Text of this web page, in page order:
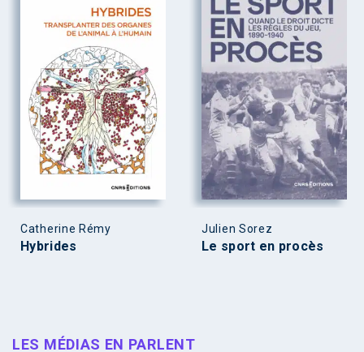
Catherine Rémy
Hybrides
Julien Sorez
Le sport en procès
LES MÉDIAS EN PARLENT